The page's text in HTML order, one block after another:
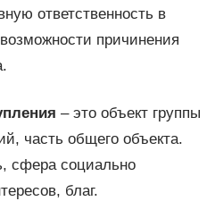
ответственность в
причинения
– это объект группы
часть общего объекта.
сфера социально
благ.